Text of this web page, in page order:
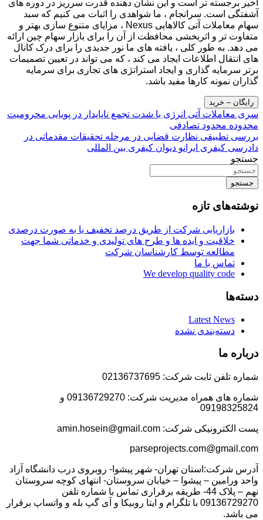
اخیر برجسته تر است و این نشان دهنده قدرت سرریز در دوره های
آشفتگی است. سرانجام ، ما شواهدی را اثبات می کنیم که سبد
سهام معاملات آتی کالاهایی Nexus ، مزایای متنوع سازی بهتر و
متفاوت تر و اثربخشی محافظت از آن را برای بازار سهام چین ارائه
می دهد. به طور کلی ، یافته های ما نور جدیدی را برای درک کانال
های انتقال اطلاعات ایجاد می کند ، که می تواند در تعیین تصمیمات
برتر سرمایه گذاری و ایجاد استراتژی های تجاری برای سرمایه
گذاران نمونه کارها مفید باشد.
رایگان – خرید
راهبری
نوشته
سری معاملات آتی انرژی با شدت تجمع ناپایدار در پویایی محرومیت
محدوده محدود تصادفی
بررسی تطبیقی نظارت قضایی در مرحله تحقیقات مقدماتی در
دادرسی کیفری ایرانو دیوان کیفری بین المللی
جستجو
جستجو
نوشته‌های تازه
بازاریابی شرکت از طریق درصد تخفیف یا به صورت درصدی
خلاقیت و ایده ها و طرح های تولیدی و خدماتی شما جهت
مطالعه توسط کارشناسان شرکت
تماس با ما
We develop quality code
دسته‌ها
Latest News
دسته‌بندی نشده
درباره ما
شماره تلفن ثابت شرکت: 02136737695
شماره های همراه مدیریت شرکت: 09136729270 و
09198325824
پست الکترونیکی شرکت: amin.hosein@gmail.com
parseprojects.com@gmail.com
آدرس شرکت:استان تهران- شهر پیشوا- روبروی درب دانشگاه آزاد
واحد ورامین – پیشوا – خیابان سروستان- انتهای کوچه سروستان
نهم – پلاک 44- طریقه برقراری تماس با شماره تلفن
09136729270 با تلگرام و ایتا روبیکا و آی گپ بله و واتساپ برقرار
می باشد.